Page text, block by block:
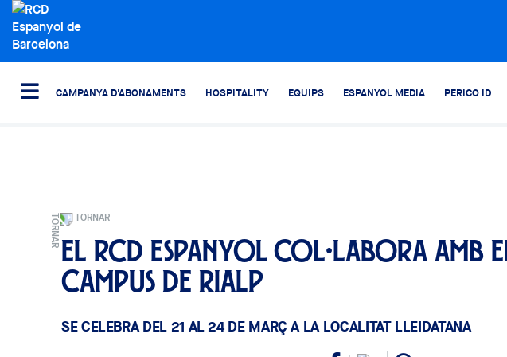
CAMPANYA D'ABONAMENTS HOSPITALITY EQUIPS ESPANYOL MEDIA PERICO ID
TORNAR
El RCD Espanyol col·labora amb el
Campus de Rialp
SE CELEBRA DEL 21 AL 24 DE MARÇ A LA LOCALITAT LLEIDATANA